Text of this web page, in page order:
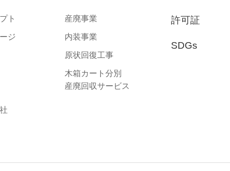
ト
ジ
産廃事業
内装事業
原状回復工事
木箱カート分別⁩
産廃回収サービス
許可証
SDGs